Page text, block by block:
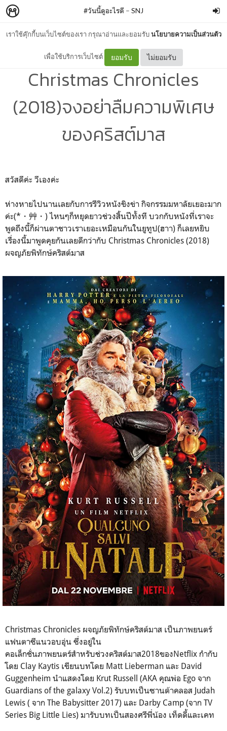
เราใช้คุ๊กกี้บนเว็บไซต์ของเรา กรุณาอ่านและยอมรับนโยบายความเป็นส่วนตัว
เพื่อใช้บริการเว็บไซต์ ยอมรับ ไม่ยอมรับ
#วันนี้ดูอะไรดี – SNJ
[#วันนี้ดูอะไรดี 05] Netflix
Christmas Chronicles
(2018)จงอย่าลืมความพิเศษ
ของคริสต์มาส
สวัสดีค่ะ วีเองค่ะ
ห่างหายไปนานเลยกับการรีวิวหนังขิงข่า กิจกรรมมหาลัยเยอะมาก
ค่ะ(*・艸・) ไหนๆก็หยุดยาวช่วงสิ้นปีทั้งที บวกกับหนังที่เราจะ
พูดถึงนี้ก็ผ่านตาชาวเราเยอะเหมือนกันในยูทูป(ฮาา) ก็เลยหยิบ
เรื่องนี้มาพูดคุยกันเลยดีกว่ากับ Christmas Chronicles (2018)
ผจญภัยพิทักษ์คริสต์มาส
Christmas Chronicles ผจญภัยพิทักษ์คริสต์มาส เป็นภาพยนตร์
แฟนตาซีแนวอบอุ่น ซึ่งอยู่ใน
คอเล็กชั่นภาพยนตร์สำหรับช่วงคริสต์มาส2018ของNetflix กำกับ
โดย Clay Kaytis เขียนบทโดย Matt Lieberman และ David
Guggenheim นำแสดงโดย Krut Russell (AKA คุณพ่อ Ego จาก
Guardians of the galaxy Vol.2) รับบทเป็นซานต้าคลอส Judah
Lewis ( จาก The Babysitter 2017) และ Darby Camp (จาก TV
Series Big Little Lies) มารับบทเป็นสองศรีพี่น้อง เท็ดดี้และเคท